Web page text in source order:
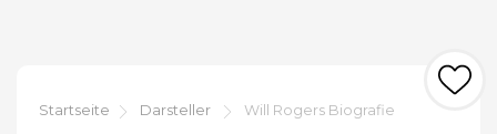
Startseite Darsteller Will Rogers Biografie